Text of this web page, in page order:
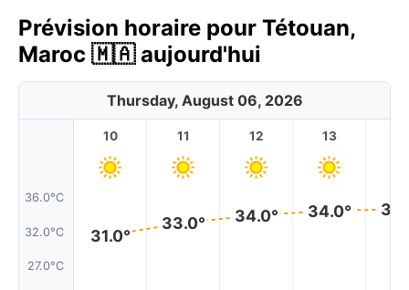
Prévision horaire pour Tétouan,
Maroc 🇲🇦 aujourd'hui
Thursday, August 06, 2026
36.0°C
32.0°C
27.0°C
10
31.0°
11
33.0°
12
34.0°
13
34.0°